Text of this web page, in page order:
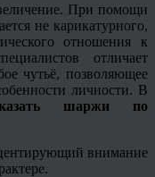
При помощи
не карикатурного,
отношения к
отличает
чутьё, позволяющее
личности. В
шаржи по
внимание